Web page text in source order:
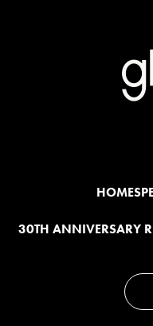
HOME
30TH ANNIVERSARY